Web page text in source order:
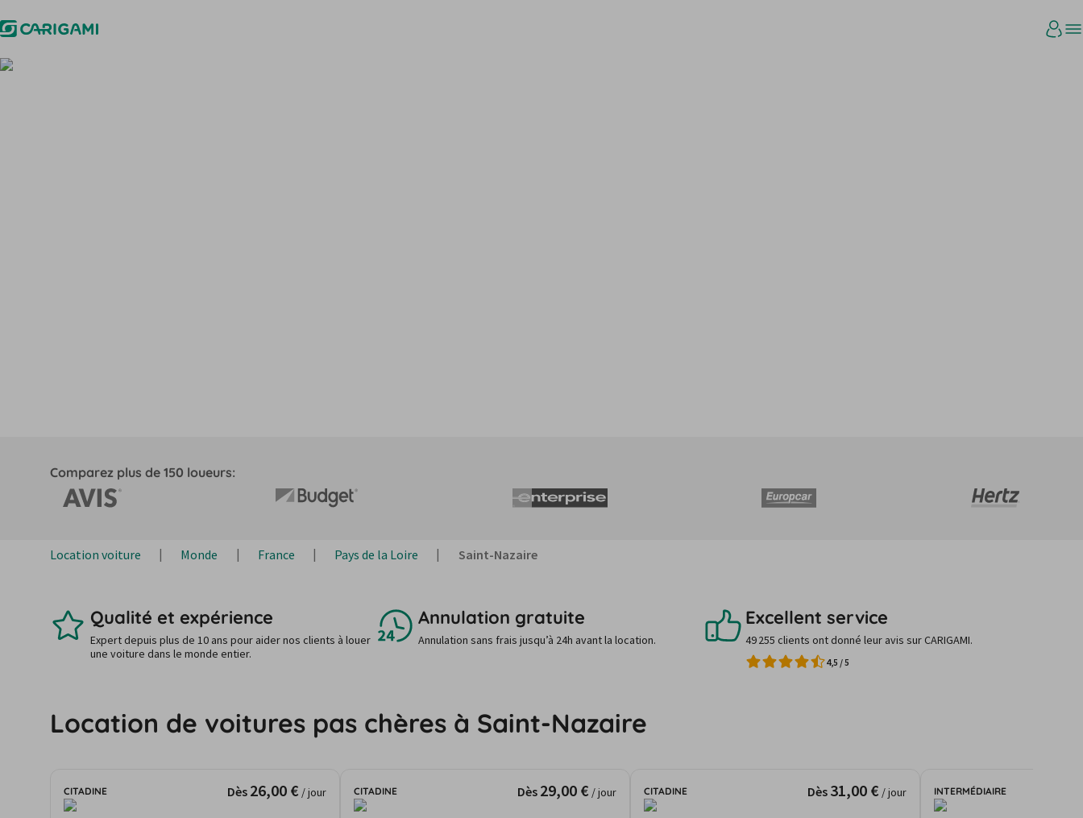
Comparez plus de 150 loueurs:
Location voiture Monde France Pays de la Loire Saint-Nazaire
Qualité et expérience
Expert depuis plus de 10 ans pour aider nos clients à louer
une voiture dans le monde entier.
Annulation gratuite
Annulation sans frais jusqu’à 24h avant la location.
Excellent service
49 255 clients ont donné leur avis sur CARIGAMI.
4,5 /5
Location de voitures pas chères à Saint-Nazaire
CITADINE Dès 26,00 € / jour CITADINE Dès 29,00 € / jour CITADINE Dès 31,00 € / jour INTERMÉDIAIRE